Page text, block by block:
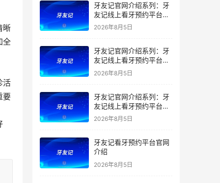
晰
全
活
要
牙友记官网介绍系列：牙
友记线上看牙预约平台打
破口腔行业专业壁垒新手
2026年8月5日
牙友记官网介绍系列：牙
友记线上看牙预约平台落
地同城就诊经验打破未知
2026年8月5日
牙友记官网介绍系列：牙
友记线上看牙预约平台的
优势在哪里？
2026年8月5日
牙友记看牙预约平台官网
介绍
2026年8月5日